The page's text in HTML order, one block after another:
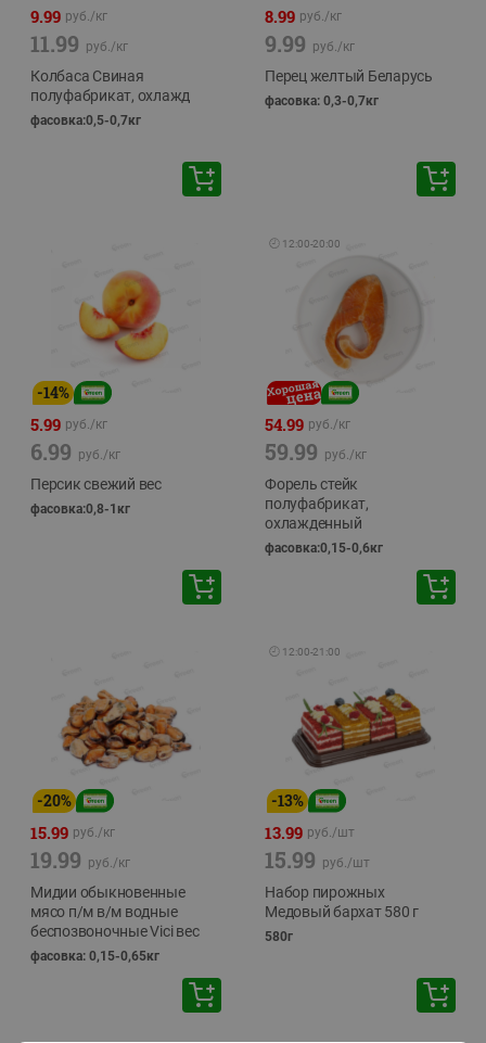
9.99 руб./кг
11.99 руб./кг
Колбаса Свиная
полуфабрикат, охлажд
фасовка:0,5-0,7кг
8.99 руб./кг
9.99 руб./кг
Перец желтый Беларусь
фасовка: 0,3-0,7кг
-14%
5.99 руб./кг
6.99 руб./кг
Персик свежий вес
фасовка:0,8-1кг
🕘 12:00-20:00
54.99 руб./кг
59.99 руб./кг
Форель стейк
полуфабрикат,
охлажденный
фасовка:0,15-0,6кг
-20%
15.99 руб./кг
19.99 руб./кг
Мидии обыкновенные
мясо п/м в/м водные
беспозвоночные Vici вес
фасовка: 0,15-0,65кг
🕘 12:00-21:00
-13%
13.99 руб./шт
15.99 руб./шт
Набор пирожных
Медовый бархат 580 г
580г